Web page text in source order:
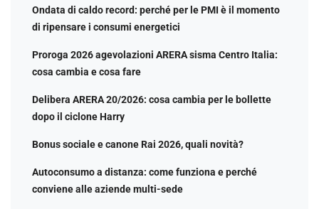
Ondata di caldo record: perché per le PMI è il momento
di ripensare i consumi energetici
Proroga 2026 agevolazioni ARERA sisma Centro Italia:
cosa cambia e cosa fare
Delibera ARERA 20/2026: cosa cambia per le bollette
dopo il ciclone Harry
Bonus sociale e canone Rai 2026, quali novità?
Autoconsumo a distanza: come funziona e perché
conviene alle aziende multi-sede